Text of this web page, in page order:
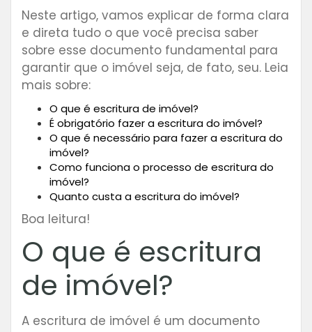
Neste artigo, vamos explicar de forma clara
e direta tudo o que você precisa saber
sobre esse documento fundamental para
garantir que o imóvel seja, de fato, seu. Leia
mais sobre:
O que é escritura de imóvel?
É obrigatório fazer a escritura do imóvel?
O que é necessário para fazer a escritura do
imóvel?
Como funciona o processo de escritura do
imóvel?
Quanto custa a escritura do imóvel?
Boa leitura!
O que é escritura
de imóvel?
A escritura de imóvel é um documento